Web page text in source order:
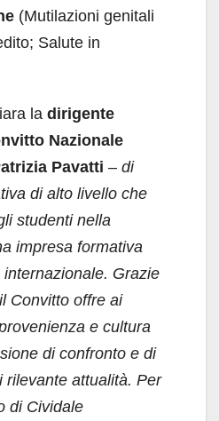
(Mutilazioni genitali
Salute in
la dirigente
Nazionale
Pavatti – di
di alto livello che
studenti nella
impresa formativa
Grazie
Convitto offre ai
e cultura
di confronto e di
rilevante attualità. Per
di Cividale